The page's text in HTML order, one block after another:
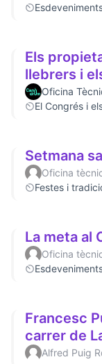
Els
llebrers i
Oficina
El Congrés i
Setmana
Oficina
Festes i
La meta al
Oficina
Francesc
carrer de
Alfred Puig